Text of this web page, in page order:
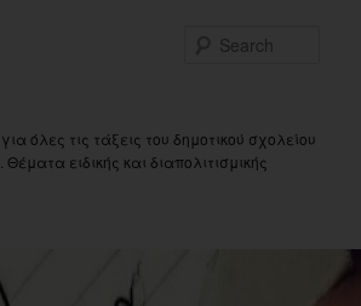
όλες τις τάξεις του δημοτικού σχολείου
ειδικής και διαπολιτισμικής